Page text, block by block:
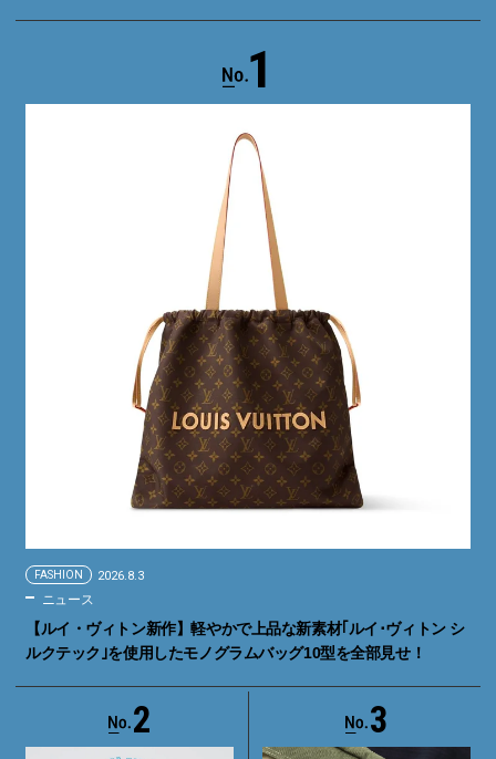
1
FASHION 2026.8.3
ニュース
【ルイ・ヴィトン新作】軽やかで上品な新素材｢ルイ･ヴィトン シ
ルクテック｣を使用したモノグラムバッグ10型を全部見せ！
2 3